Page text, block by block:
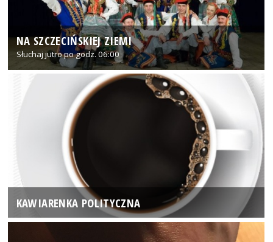
NA SZCZECIŃSKIEJ ZIEMI
Słuchaj jutro po godz. 06:00
KAWIARENKA POLITYCZNA